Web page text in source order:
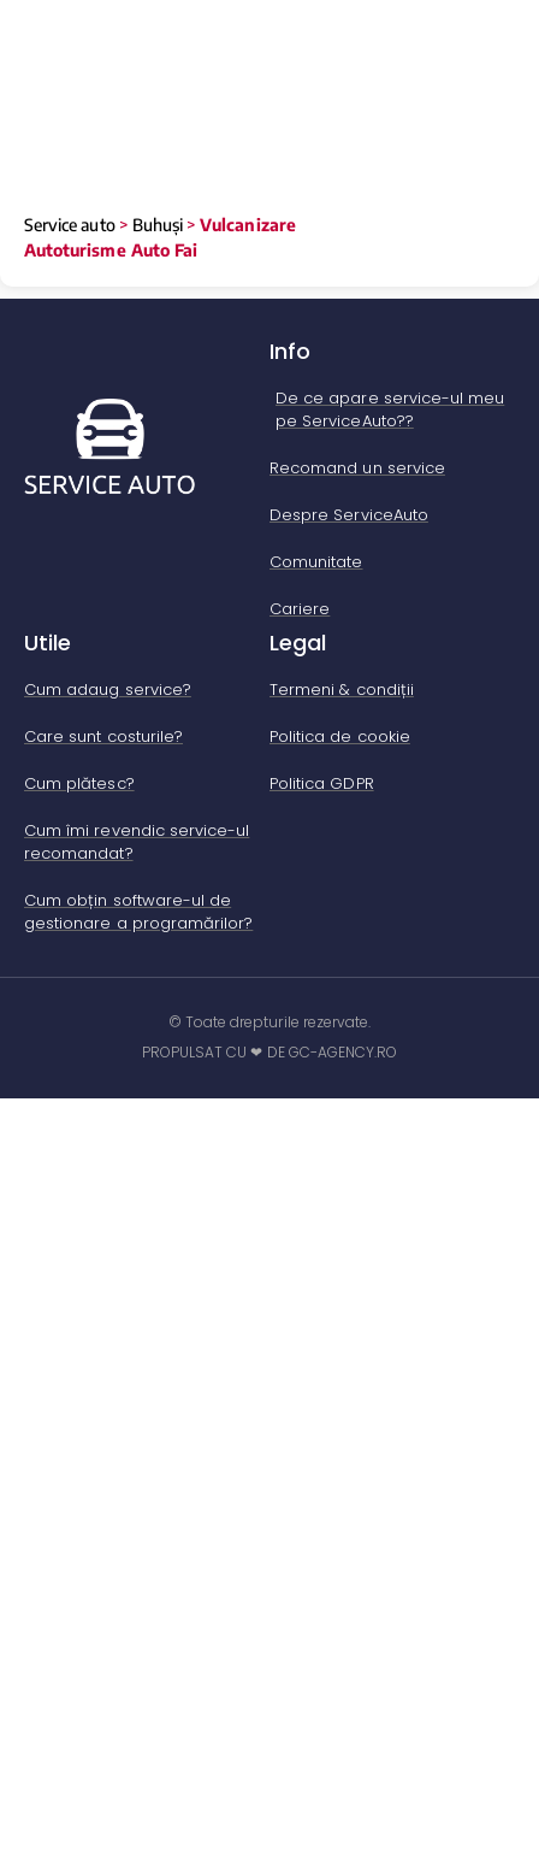
Service auto> Buhuși >Vulcanizare
Autoturisme Auto Fai
Info
De ce apare service-ul meu
pe ServiceAuto??
Recomand un service
Despre ServiceAuto
Comunitate
Cariere
Utile
Cum adaug service?
Care sunt costurile?
Cum plătesc?
Cum îmi revendic service-ul
recomandat?
Cum obțin software-ul de
gestionare a programărilor?
Legal
Termeni & condiții
Politica de cookie
Politica GDPR
© Toate drepturile rezervate.
PROPULSAT CU ❤ DE GC-AGENCY.RO